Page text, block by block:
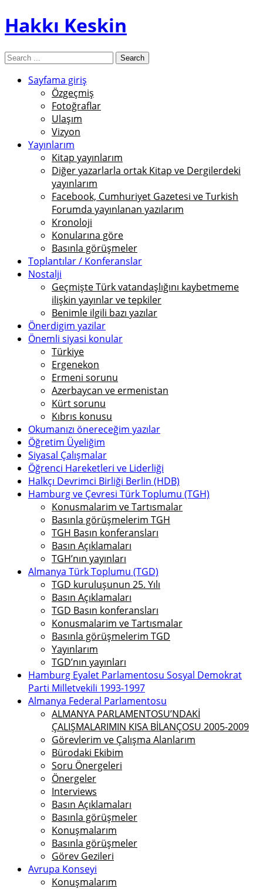
Hakkı Keskin
Sayfama giriş
Özgeçmiş
Fotoğraflar
Ulaşım
Vizyon
Yayınlarım
Kitap yayınlarım
Diğer yazarlarla ortak Kitap ve Dergilerdeki
yayınlarım
Facebook, Cumhuriyet Gazetesi ve Turkish
Forumda yayınlanan yazılarım
Kronoloji
Konularına göre
Basınla görüşmeler
Toplantılar / Konferanslar
Nostalji
Geçmişte Türk vatandaşlığını kaybetmeme
ilişkin yayınlar ve tepkiler
Benimle ilgili bazı yazılar
Önerdigim yazilar
Önemli siyasi konular
Türkiye
Ergenekon
Ermeni sorunu
Azerbaycan ve ermenistan
Kürt sorunu
Kıbrıs konusu
Okumanızı önereceğim yazılar
Öğretim Üyeliğim
Siyasal Çalışmalar
Öğrenci Hareketleri ve Liderliği
Halkçı Devrimci Birliği Berlin (HDB)
Hamburg ve Çevresi Türk Toplumu (TGH)
Konusmalarim ve Tartısmalar
Basınla görüşmelerim TGH
TGH Basın konferansları
Basın Açıklamaları
TGH’nın yayınları
Almanya Türk Toplumu (TGD)
TGD kuruluşunun 25. Yılı
Basın Açıklamaları
TGD Basın konferansları
Konusmalarim ve Tartısmalar
Basınla görüşmelerim TGD
Yayınlarım
TGD’nın yayınları
Hamburg Eyalet Parlamentosu Sosyal Demokrat
Parti Milletvekili 1993-1997
Almanya Federal Parlamentosu
ALMANYA PARLAMENTOSU’NDAKİ
ÇALIŞMALARIMIN KISA BİLANÇOSU 2005-2009
Görevlerim ve Çalışma Alanlarım
Bürodaki Ekibim
Soru Önergeleri
Önergeler
Interviews
Basın Açıklamaları
Basınla görüşmeler
Konuşmalarım
Basınla görüşmeler
Görev Gezileri
Avrupa Konseyi
Konuşmalarım